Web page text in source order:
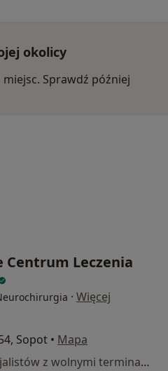
okolicy
Sprawdź później
Centrum Leczenia
· Więcej
Sopot • Mapa
Brak dostępnych specjalistów z wolnymi terminami w tym centrum medycznym.